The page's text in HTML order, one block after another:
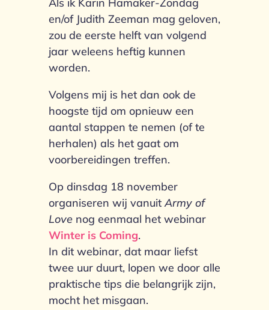
en/of Judith Zeeman mag geloven,
zou de eerste helft van volgend
jaar weleens heftig kunnen
worden.
Volgens mij is het dan ook de
hoogste tijd om opnieuw een
aantal stappen te nemen (of te
herhalen) als het gaat om
voorbereidingen treffen.
Op dinsdag 18 november
organiseren wij vanuit Army of
Lovenog eenmaal het webinar
Winter is Coming.
In dit webinar, dat maar liefst
twee uur duurt, lopen we door alle
praktische tips die belangrijk zijn,
mocht het misgaan.